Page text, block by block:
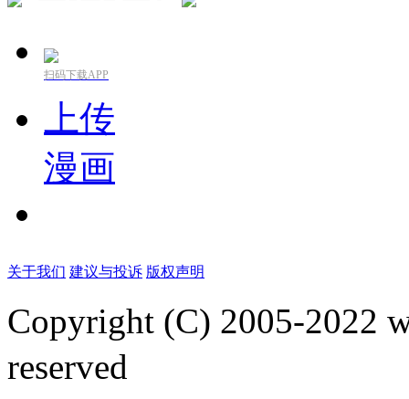
扫码下载APP
上传
漫画
关于我们 建议与投诉 版权声明
Copyright (C) 2005-2022
reserved